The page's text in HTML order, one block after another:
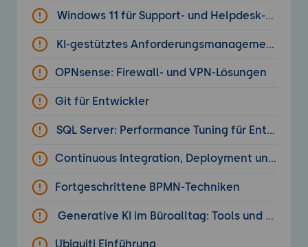
Windows 11 für Support- und Helpdesk-
KI-gestütztes Anforderungsmanagement in
OPNsense: Firewall- und VPN-Lösungen
Git für Entwickler
SQL Server: Performance Tuning für Entwickler
Continuous Integration, Deployment und
Fortgeschrittene BPMN-Techniken
Generative KI im Büroalltag: Tools und
Ubiquiti Einführung